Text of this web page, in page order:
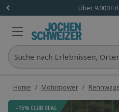
Über 9.000
Suche nach Erlebnissen,
Home / Motorpower /
-15% CLUB DEAL